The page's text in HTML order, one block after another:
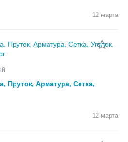
12 марта
Пруток, Арматура, Сетка,
12 марта